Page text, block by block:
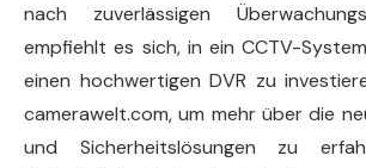
nach zuverlässigen
empfiehlt es sich, in ein CCTV-
einen hochwertigen DVR zu
camerawelt.com, um mehr über die
und Sicherheitslösungen zu